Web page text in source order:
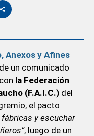
Anexos y Afines
un comunicado
la Federación
(F.A.I.C.)del
el pacto
y escuchar
, luego de un